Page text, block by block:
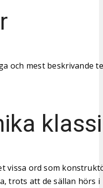
och mest beskrivande
vissa ord som
trots att de sällan hörs i